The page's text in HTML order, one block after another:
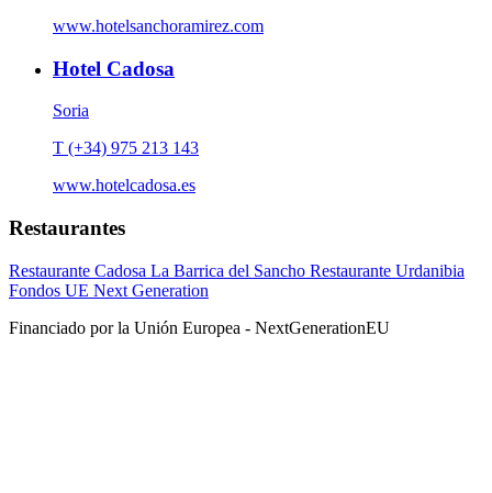
www.hotelsanchoramirez.com
Hotel Cadosa
Soria
T (+34) 975 213 143
www.hotelcadosa.es
Restaurantes
Restaurante Cadosa La Barrica del Sancho Restaurante Urdanibia
Fondos UE Next Generation
Financiado por la Unión Europea - NextGenerationEU